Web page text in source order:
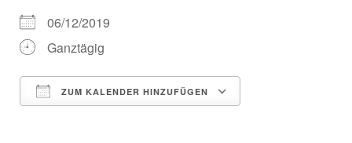
06/12/2019
Ganztägig
ZUM KALENDER HINZUFÜGEN